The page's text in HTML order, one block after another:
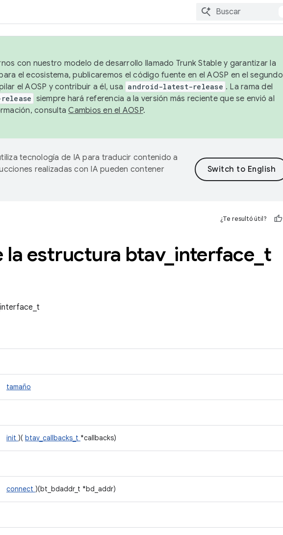
con nuestro modelo de desarrollo llamado Trunk Stable y garantizar la
el ecosistema, publicaremos el código fuente en el AOSP en el segundo
el AOSP y contribuir a él, usa android-latest-release . La rama del
siempre hará referencia a la versión más reciente que se envió al
consultaCambios en el AOSP.
tecnología de IA para traducir contenido a
realizadas con IA pueden contener
¿Te resultó útil?
la estructura btav_ interface t
tamaño
init )( btav_callbacks_t *callbacks)
connect )(bt_bdaddr_t *bd_addr)